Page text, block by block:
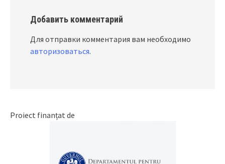
Добавить комментарий
Для отправки комментария вам необходимо
авторизоваться.
Proiect finanțat de